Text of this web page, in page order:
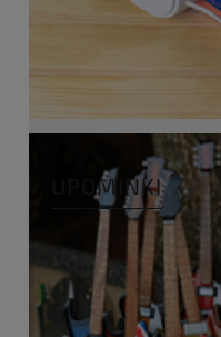
UPOMINKI